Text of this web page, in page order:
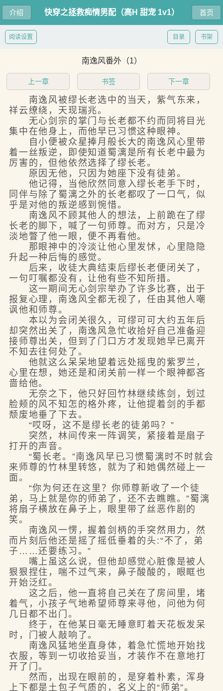
介绍 首页
快穿之拯救痴情男配（高H 甜宠 1v1）
书架
目录
阅读设置
南逸风番外（1）
上一章 书签 下一章
南逸风被缪长老选中的当天，紫气东来，
祥云缭绕，天现瑞兆。
无心剑宗的掌门与长老都不约而同将目光
集中在他身上，而他早已习惯这种眼神。
自小便被众星捧月般长大的南逸风心里带
着一丝叛逆，即使知道蜀漓是所有长老中最为
厉害的，但他依然选择了缪长老。
原因无他，只因为她座下没有徒弟。
他记得，当他欣然同意入缪长老手下时，
同伴与除了蜀漓之外的长老都叹了一口气，似
乎是对他的叛逆感到惋惜。
南逸风不顾其他人的想法，上前跪在了缪
长老的脚下，喊了一句师尊。而对方，只是冷
淡地瞥了他一眼，便不再看他。
那眼神中的冷淡让他心里发怵，心里隐隐
升起一种后悔的感觉。
后来，收徒大典结束后缪长老便闭关了，
一句叮嘱都没有，让他有些不知所措。
这一期间无心剑宗举办了许多比赛，出于
报复心理，南逸风全都无视了，任由其他人嘲
讽他和师尊。
本以为会闭关很久，可缪可可大约五年后
却突然出关了，南逸风急忙收拾好自己准备迎
接师尊出关，但到了门口方才发现她早已离开
不知去往何处了。
他就这么呆呆地望着远处摇曳的紫罗兰，
心里在想，她还是和闭关前一样一个眼神都吝
啬给他。
无奈之下，他只好回竹林继续练剑，划过
脸颊的风不知怎的格外疼，让他提着剑的手都
颓废地垂了下去。
“哎呀，这不是缪长老的徒弟吗？”
突然，林间传来一阵调笑，紧接着是扇子
打开的声音。
“蜀长老。”南逸风早已习惯蜀漓时不时就会
来师尊的竹林里转悠，就为了和她偶然碰上一
面。
“你为何还在这里？你师尊新收了一个徒
弟，马上就是你的师弟了，还不去瞧瞧。”蜀漓
将扇子横放在鼻子上，眼里带了丝恶作剧的
笑。
南逸风一愣，握着剑柄的手突然用力，然
而片刻后他还是摇了摇低垂着的头:“不了，弟
子……还要练习。”
嘴上虽这么说，但他却感觉心脏像是被人
狠狠捏住，喘不过气来，鼻子酸酸的，眼眶也
开始泛红。
这之后，他一直将自己关在了房间里，堵
着气，小孩子气地希望师尊来寻他，问他为何
几日都不出门。
终于，在他某日毫无睡意盯着天花板发呆
时，门被人敲响了。
南逸风猛地坐直身体，着急忙慌地开始找
衣服，等到一切收拾妥当，才装作不在意地打
开了门。
然而，出现在眼前的，是穿着朴素，浑身
上下都是土包子气质的，名义上的“师弟”。